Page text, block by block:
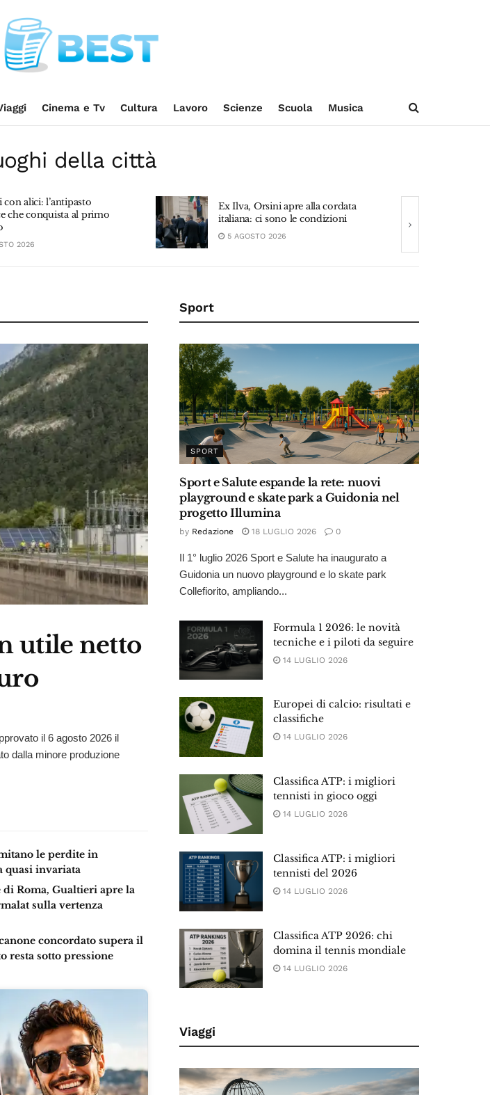
Cinema e Tv Cultura Lavoro Scienze Scuola Musica
della città
Ex Ilva, Orsini apre alla cordata
italiana: ci sono le condizioni
Marito di Roccella trovato senza vita
a pochi metri dalla riva
utile netto
il 6 agosto 2026 il
dalla minore produzione
le perdite in
quasi invariata
di Roma, Gualtieri apre la
sulla vertenza
concordato supera il
resta sotto pressione
Sport
SPORT
Sport e Salute espande la rete: nuovi
playground e skate park a Guidonia nel
progetto Illumina
by Redazione 18 LUGLIO 2026 0
Il 1° luglio 2026 Sport e Salute ha inaugurato a
Guidonia un nuovo playground e lo skate park
Collefiorito, ampliando...
Formula 1 2026: le novità
tecniche e i piloti da seguire
14 LUGLIO 2026
Europei di calcio: risultati e
classifiche
14 LUGLIO 2026
Classifica ATP: i migliori
tennisti in gioco oggi
14 LUGLIO 2026
Classifica ATP: i migliori
tennisti del 2026
14 LUGLIO 2026
Classifica ATP 2026: chi
domina il tennis mondiale
14 LUGLIO 2026
Viaggi